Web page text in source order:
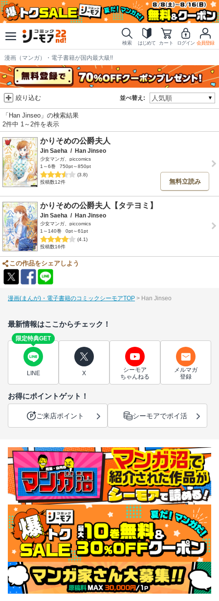
検索 はじめて カート ログイン 会員登録
漫画（マンガ）・電子書籍が国内最大級!!
並べ替え:
絞り込む
「Han Jinseo」の検索結果
2件中 1～2件を表示
かりそめの公爵夫人
Jin Saeha / Han Jinseo
少女マンガ、piccomics
1～6巻
750pt～850pt
(3.8)
投稿数12件
無料立読み
かりそめの公爵夫人【タテヨミ】
Jin Saeha / Han Jinseo
少女マンガ、piccomics
1～140巻
0pt～61pt
(4.1)
投稿数16件
この作品をシェアしよう
漫画(まんが)・電子書籍のコミックシーモアTOP Han Jinseo
最新情報はここからチェック！
限定特典GET
LINE X
シーモア
ちゃんねる
メルマガ
登録
お得にポイントゲット！
ご来店ポイント シーモアでポイ活